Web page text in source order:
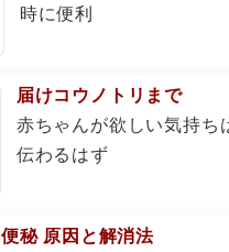
時に便利
届けコウノトリまで
赤ちゃんが欲しい気持ち
伝わるはず
便秘 原因と解消法